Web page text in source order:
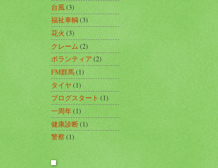
台風(3)
福祉車輌 (3)
花火(3)
クレーム(2)
ボランティア(2)
FM群馬(1)
タイヤ(1)
ブログスタート(1)
一周年(1)
健康診断(1)
警察 (1)